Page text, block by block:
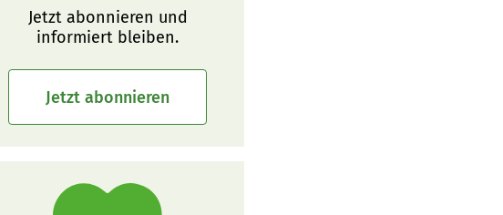
Jetzt abonnieren und
informiert bleiben.
Jetzt abonnieren